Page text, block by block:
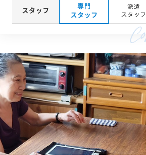
スタッフ
専門
スタッフ
派遣
スタッフ